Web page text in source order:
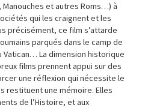
Manouches et autres Roms…) à
qui les craignent et les
précisément, ce film s’attarde
parqués dans le camp de
Vatican… La dimension historique
films prennent appui sur des
une réflexion qui nécessite le
restituent une mémoire. Elles
de l’Histoire, et aux